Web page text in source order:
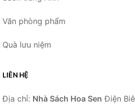
Văn phòng phẩm
Quà lưu niệm
LIÊN HỆ
Địa chỉ: Nhà Sách Hoa Sen Điện